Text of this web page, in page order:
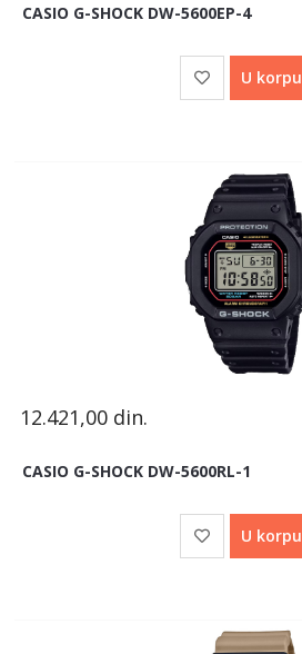
CASIO G-SHOCK DW-5600EP-4
U korpu
12.421,00 din.
CASIO G-SHOCK DW-5600RL-1
U korpu